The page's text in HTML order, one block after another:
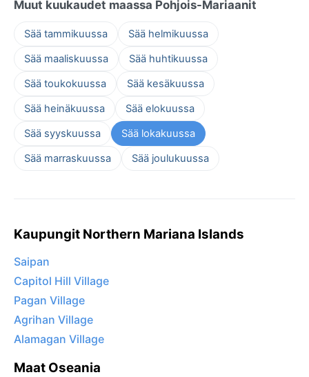
Muut kuukaudet maassa Pohjois-Mariaanit
Sää tammikuussa
Sää helmikuussa
Sää maaliskuussa
Sää huhtikuussa
Sää toukokuussa
Sää kesäkuussa
Sää heinäkuussa
Sää elokuussa
Sää syyskuussa
Sää lokakuussa
Sää marraskuussa
Sää joulukuussa
Kaupungit Northern Mariana Islands
Saipan
Capitol Hill Village
Pagan Village
Agrihan Village
Alamagan Village
Maat Oseania